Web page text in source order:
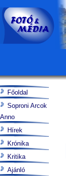
Főoldal
Soproni Arcok
Anno
Hírek
Krónika
Kritika
Ajánló